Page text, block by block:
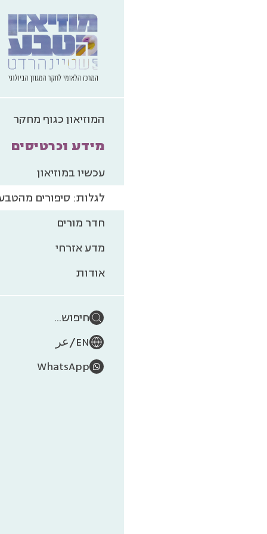
המוזיאון כגוף מחקר
מידע וכרטיסים
עכשיו במוזיאון
לגלות: סיפורים
חדר מורים
מדע אזרחי
אודות
חיפוש...
EN
/عر
WhatsApp
עץ